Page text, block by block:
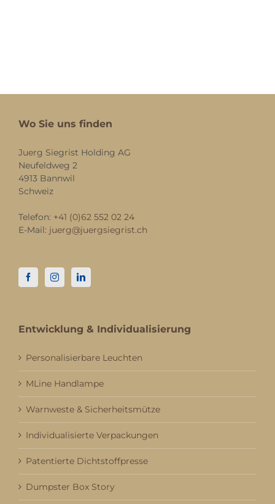
Wo Sie uns finden
Juerg Siegrist Holding AG
Neufeldweg 2
4913 Bannwil
Schweiz
Telefon: +41 (0)62 552 02 24
E-Mail: juerg@juergsiegrist.ch
Entwicklung & Individualisierung
Personalisierbare Leuchten
MLine Handlampe
Warnweste & Sicherheitsmütze
Individualisierte Verpackungen
Patentierte Dichtstoffpresse
Dumpster Box Story